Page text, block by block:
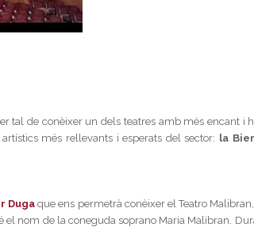
tal de conèixer un dels teatres amb més encant i
més rellevants i esperats del sector: la
Dugaque ens permetrà conèixer el Teatro
el nom de la coneguda soprano Maria Malibran.